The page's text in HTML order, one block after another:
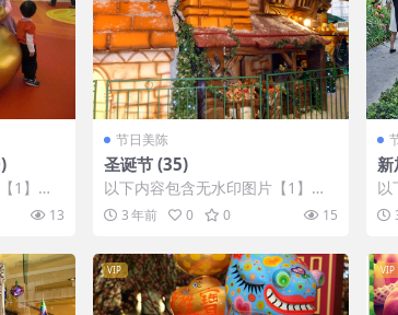
1】张
VIP会13
节日美陈
圣诞节 (35)
以下内容包含无水印图片【1】张
，开通会员无障碍浏览 开通VIP会
员 3 年前 0 0 15
以
，
员
VIP VIP